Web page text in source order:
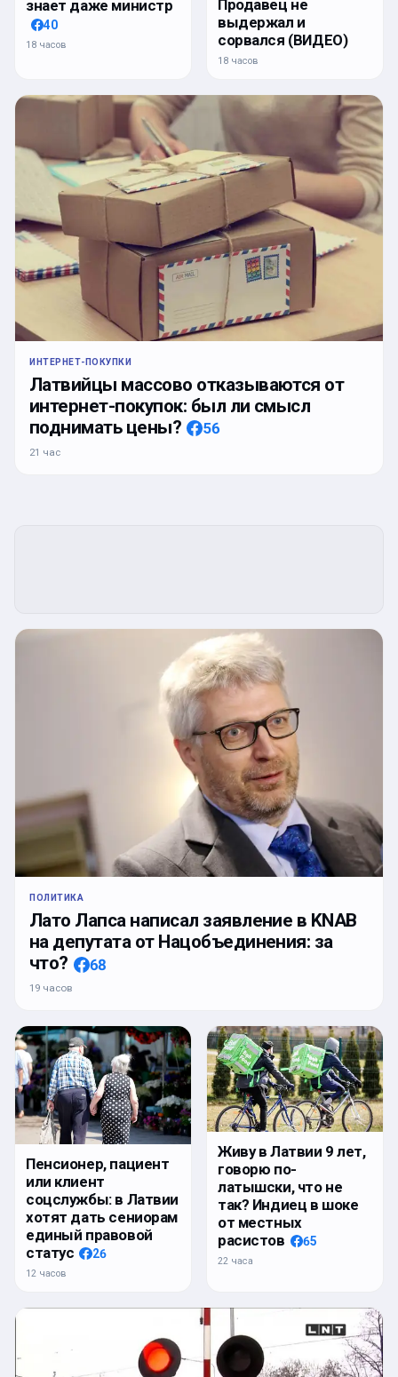
знает даже министр
40
18 часов
Продавец не
выдержал и
сорвался (ВИДЕО)
18 часов
ИНТЕРНЕТ-ПОКУПКИ
Латвийцы массово отказываются от
интернет-покупок: был ли смысл
поднимать цены?
56
21 час
ПОЛИТИКА
Лато Лапса написал заявление в KNAB
на депутата от Нацобъединения: за
что?
68
19 часов
Пенсионер, пациент
или клиент
соцслужбы: в Латвии
хотят дать сениорам
единый правовой
статус
26
12 часов
Живу в Латвии 9 лет,
говорю по-
латышски, что не
так? Индиец в шоке
от местных
расистов
65
22 часа